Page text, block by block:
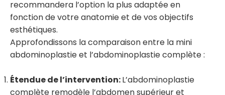
recommandera l’option la plus adaptée en
fonction de votre anatomie et de vos objectifs
esthétiques.
Approfondissons la comparaison entre la mini
abdominoplastie et l’abdominoplastie complète :
Étendue de l’intervention:L’abdominoplastie
complète remodèle l’abdomen supérieur et